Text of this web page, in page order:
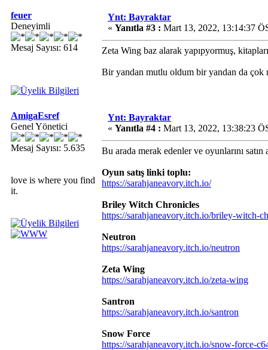
feuer
Deneyimli
Mesaj Sayısı: 614
Ynt: Bayraktar
« Yanıtla #3 : Mart 13, 2022, 13:14:37
Zeta Wing baz alarak yapıpyormuş,
Bir yandan mutlu oldum bir yandan da çok
AmigaEsref
Genel Yönetici
Mesaj Sayısı: 5.635
love is where you find
it.
Ynt: Bayraktar
« Yanıtla #4 : Mart 13, 2022, 13:38:23
Bu arada merak edenler ve oyunlarını
Oyun satış linki toplu:
https://sarahjaneavory.itch.io/
Briley Witch Chronicles
https://sarahjaneavory.itch.io/briley-witch-
Neutron
https://sarahjaneavory.itch.io/neutron
Zeta Wing
https://sarahjaneavory.itch.io/zeta-wing
Santron
https://sarahjaneavory.itch.io/santron
Snow Force
https://sarahjaneavory.itch.io/snow-force-